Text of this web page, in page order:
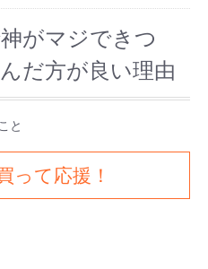
がマジできつ
だ方が良い理由
と
って応援！